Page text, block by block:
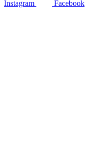
Instagram Facebook